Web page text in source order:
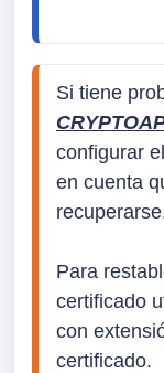
configurar
en cuenta
Para
certificado
con